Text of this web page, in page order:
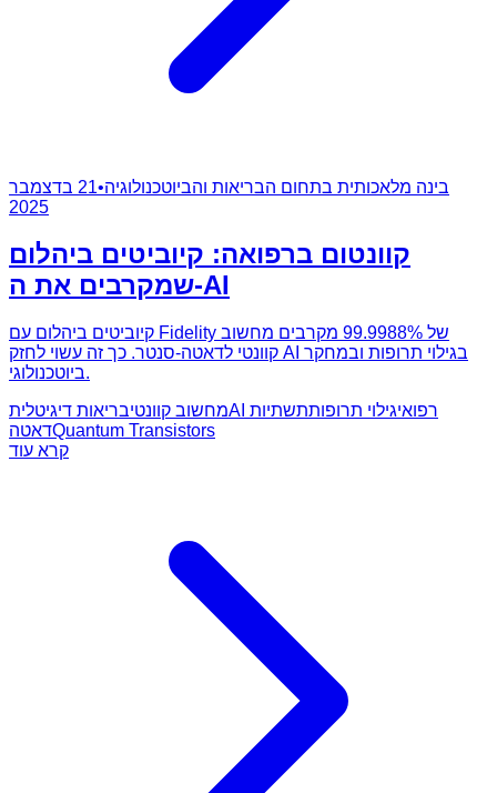
בינה מלאכותית בתחום הבריאות והביוטכנולוגיה•
21 בדצמבר
2025
קוונטום ברפואה: קיוביטים ביהלום
שמקרבים את ה-AI
קיוביטים ביהלום עם Fidelity של 99.9988% מקרבים מחשוב
קוונטי לדאטה-סנטר. כך זה עשוי לחזק AI בגילוי תרופות ובמחקר
ביוטכנולוגי.
מחשוב קוונטיבריאות דיגיטלית AI רפואיגילוי תרופותתשתיות
דאטהQuantum Transistors
קרא עוד